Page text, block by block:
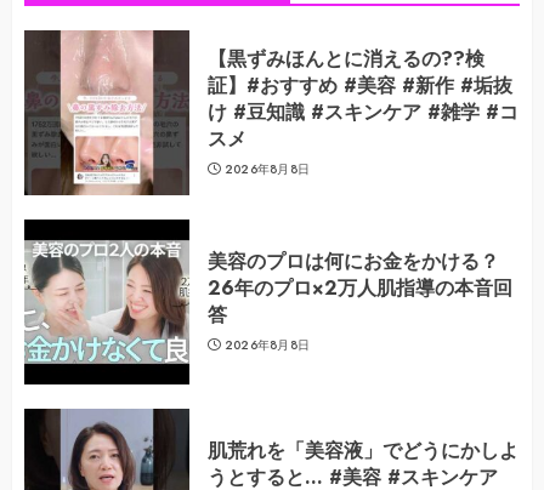
【黒ずみほんとに消えるの??検
証】#おすすめ #美容 #新作 #垢抜
け #豆知識 #スキンケア #雑学 #コ
スメ
2026年8月8日
美容のプロは何にお金をかける？
26年のプロ×2万人肌指導の本音回
答
2026年8月8日
肌荒れを「美容液」でどうにかしよ
うとすると… #美容 #スキンケア